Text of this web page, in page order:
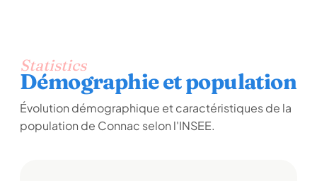
Statistics
Démographie et population
Évolution démographique et caractéristiques de la
population de Connac selon l'INSEE.